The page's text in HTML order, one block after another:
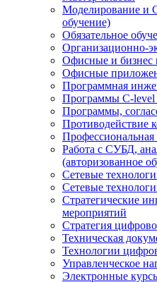
Моделирование и
обучение)
Обязательное
Организационно-
Офисные и бизнес
Офисные
Программная
Программы C-
Программы,
Противодействие
Профессиональная
Работа с СУБД,
(авторизованное
Сетевые
Сетевые
Стратегические
мероприятий
Стратегия
Техническая
Технологии
Управленческое
Электронные